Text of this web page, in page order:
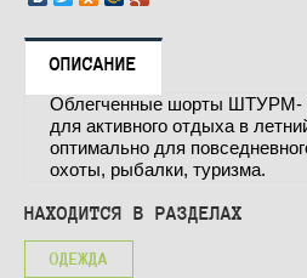
ОПИСАНИЕ
Облегченные шорты ШТУРМ-
для активного отдыха в
оптимально для
охоты, рыбалки, туризма.
НАХОДИТСЯ В РАЗДЕЛАХ
ОДЕЖДА